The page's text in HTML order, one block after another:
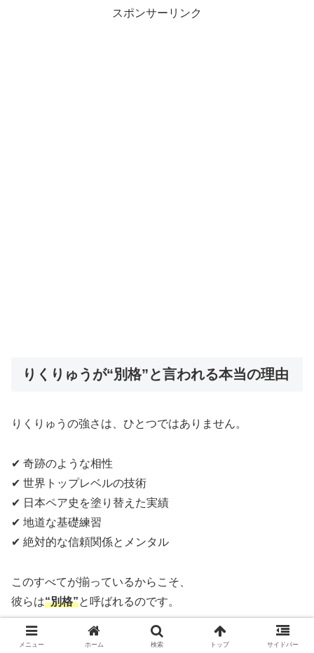
スポンサーリンク
りくりゅうが“別格”と言われる本当の理由
りくりゅうの強さは、ひとつではありません。
✔ 奇跡のような相性
✔ 世界トップレベルの技術
✔ 日本ペア史を塗り替えた実績
✔ 地道な基礎練習
✔ 絶対的な信頼関係とメンタル
このすべてが揃っているからこそ、
彼らは“別格”と呼ばれるのです。
金メダルは偶然ではありません。
メニュー ホーム 検索 トップ サイドバー